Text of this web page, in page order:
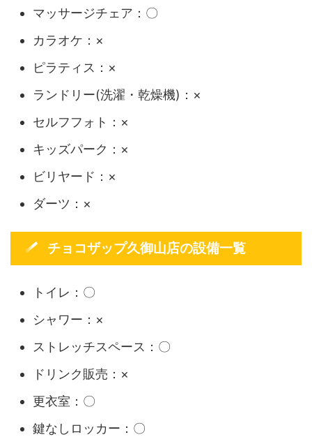
マッサージチェア：〇
カラオケ：×
ピラティス：×
ランドリー(洗濯・乾燥機)：×
セルフフォト：×
キッズパーク：×
ビリヤード：×
ダーツ：×
チョコザップ久御山店の設備一覧
トイレ：〇
シャワー：×
ストレッチスペース：〇
ドリンク販売：×
更衣室：〇
鍵なしロッカー：〇